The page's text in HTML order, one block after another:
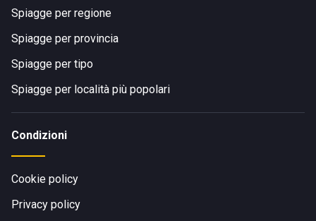
Spiagge per regione
Spiagge per provincia
Spiagge per tipo
Spiagge per località più popolari
Condizioni
Cookie policy
Privacy policy